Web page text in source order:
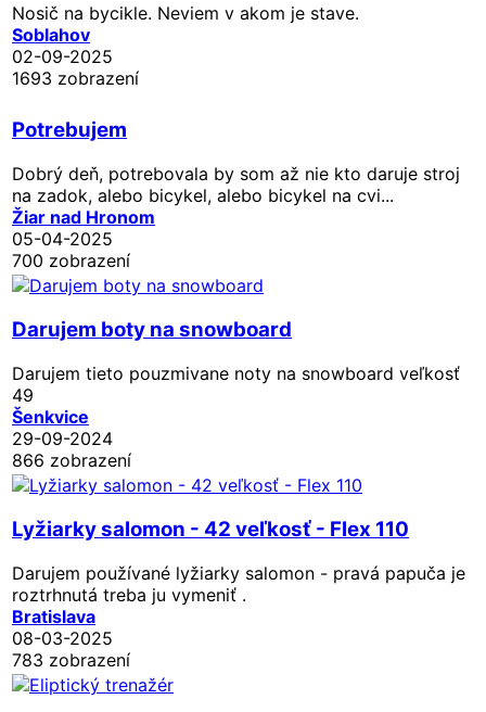
Nosič na bycikle. Neviem v akom je stave.
Soblahov
02-09-2025
1693 zobrazení
Potrebujem
Dobrý deň, potrebovala by som až nie kto daruje stroj
na zadok, alebo bicykel, alebo bicykel na cvi...
Žiar nad Hronom
05-04-2025
700 zobrazení
Darujem boty na snowboard
Darujem tieto pouzmivane noty na snowboard veľkosť
49
Šenkvice
29-09-2024
866 zobrazení
Lyžiarky salomon - 42 veľkosť - Flex 110
Darujem používané lyžiarky salomon - pravá papuča je
roztrhnutá treba ju vymeniť .
Bratislava
08-03-2025
783 zobrazení